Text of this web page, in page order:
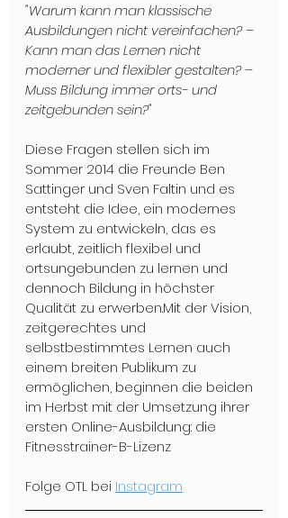
"Warum kann man klassische
Ausbildungen nicht vereinfachen?–
Kann man das Lernen nicht
moderner und flexibler gestalten?–
Muss Bildung immer orts- und
zeitgebunden sein?"
Diese Fragen stellen sich im
Sommer 2014 die Freunde Ben
Sattinger und Sven Faltin und es
entsteht die Idee, ein modernes
System zu entwickeln, das es
erlaubt, zeitlich flexibel und
ortsungebunden zu lernen und
dennoch Bildung in höchster
Qualität zu erwerben.Mit der Vision,
zeitgerechtes und
selbstbestimmtes Lernen auch
einem breiten Publikum zu
ermöglichen, beginnen die beiden
im Herbst mit der Umsetzung ihrer
ersten Online-Ausbildung: die
Fitnesstrainer-B-Lizenz
Folge OTL bei Instagram